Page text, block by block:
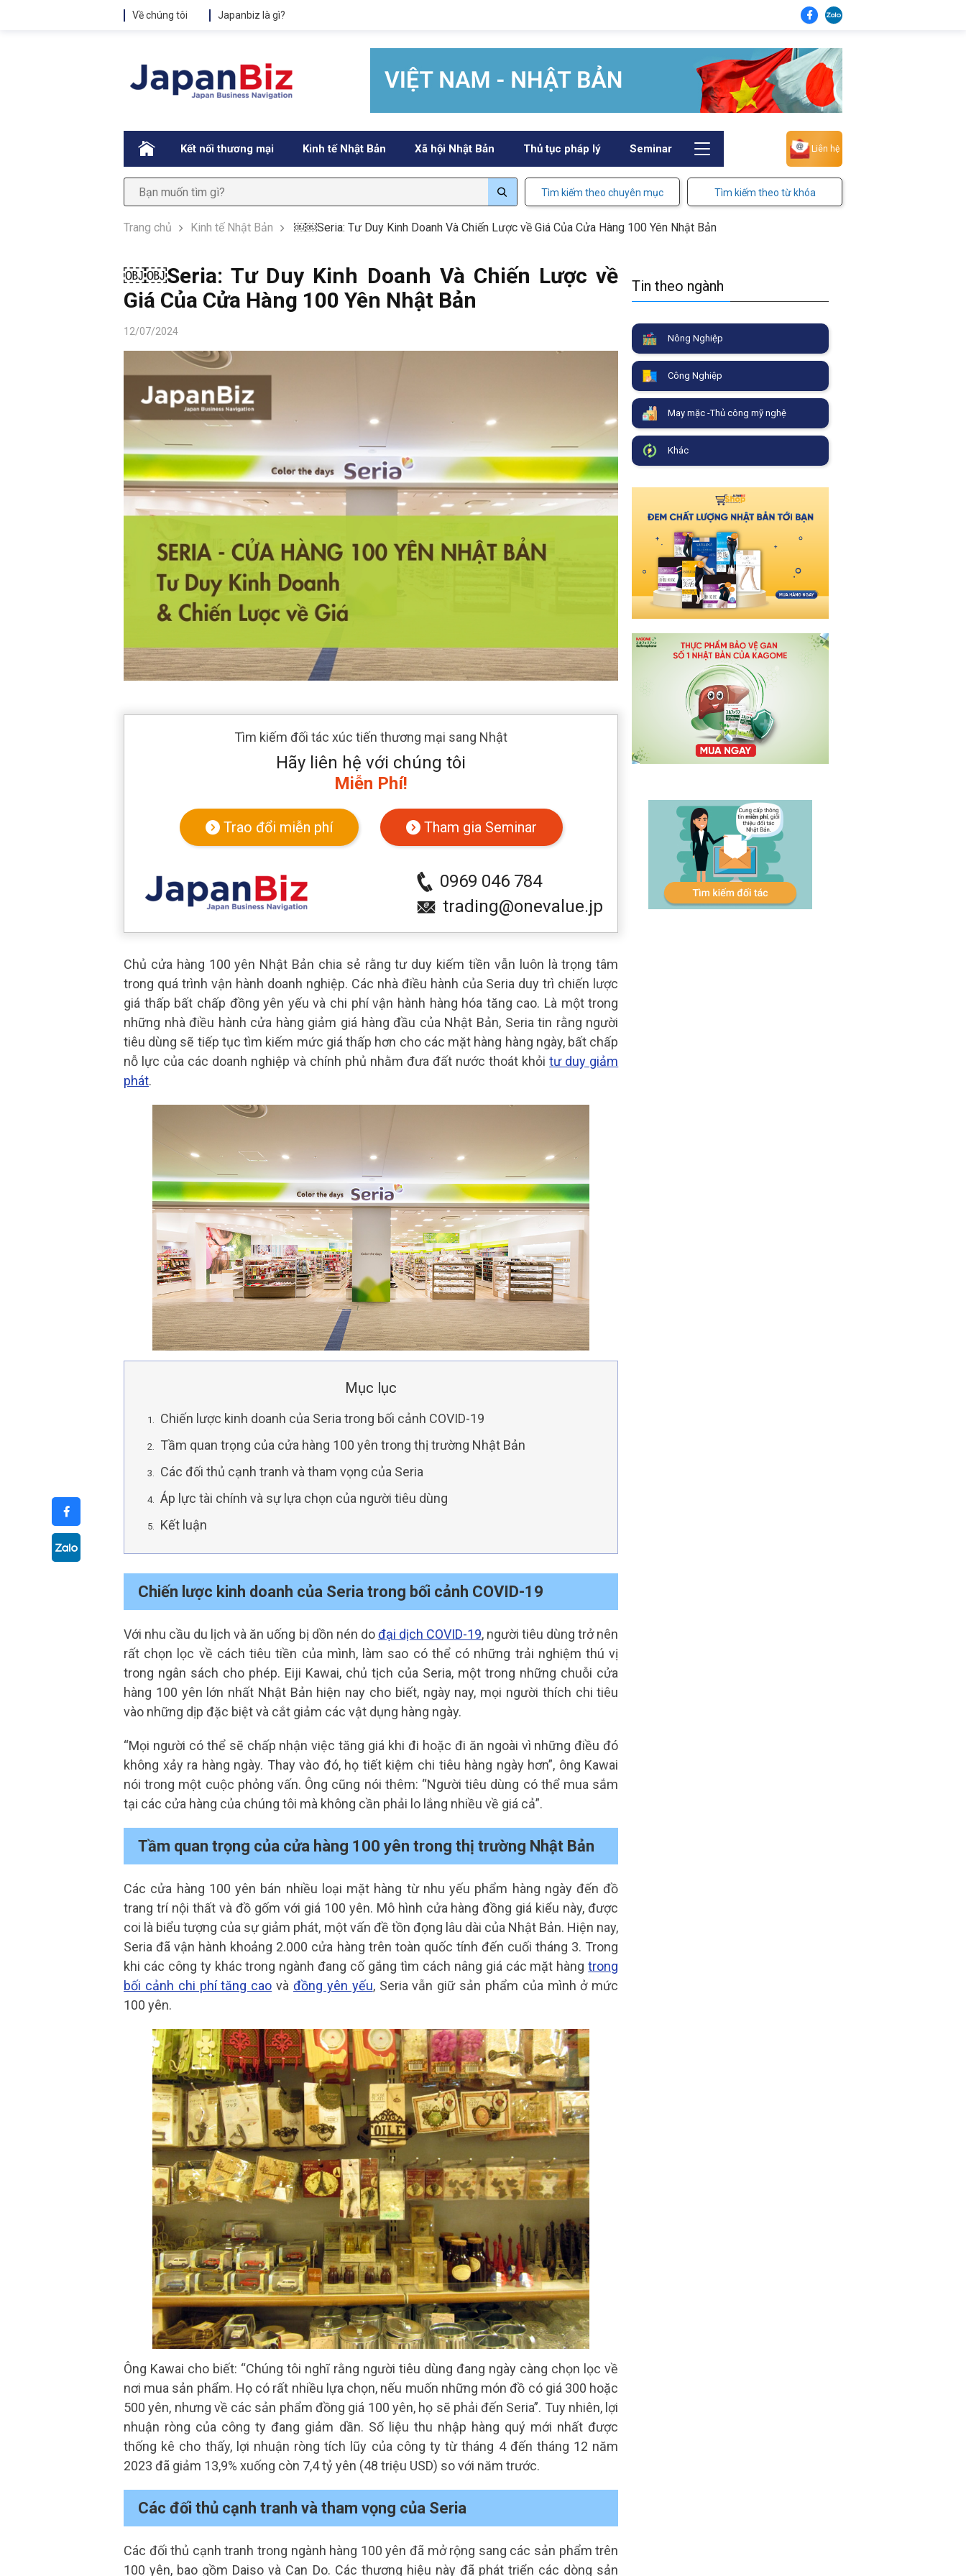
Về chúng tôi Japanbiz là gì?
. Kết nối thương mại Kinh tế Nhật Bản Xã hội Nhật Bản Thủ tục pháp lý Seminar Liên hệ
Tìm kiếm theo chuyên mục Tìm kiếm theo từ khóa
Trang chủ Kinh tế Nhật Bản ￼￼Seria: Tư Duy Kinh Doanh Và Chiến Lược về Giá Của Cửa Hàng 100 Yên Nhật Bản
￼￼Seria: Tư Duy Kinh Doanh Và Chiến Lược về
Giá Của Cửa Hàng 100 Yên Nhật Bản
12/07/2024
Tìm kiếm đối tác xúc tiến thương mại sang Nhật
Hãy liên hệ với chúng tôi
Miễn Phí!
Trao đổi miễn phí Tham gia Seminar
0969 046 784
trading@onevalue.jp
Chủ cửa hàng 100 yên Nhật Bản chia sẻ rằng tư duy kiếm tiền vẫn luôn là trọng tâm
trong quá trình vận hành doanh nghiệp. Các nhà điều hành của Seria duy trì chiến lược
giá thấp bất chấp đồng yên yếu và chi phí vận hành hàng hóa tăng cao. Là một trong
những nhà điều hành cửa hàng giảm giá hàng đầu của Nhật Bản, Seria tin rằng người
tiêu dùng sẽ tiếp tục tìm kiếm mức giá thấp hơn cho các mặt hàng hàng ngày, bất chấp
nỗ lực của các doanh nghiệp và chính phủ nhằm đưa đất nước thoát khỏitư duy giảm
phát.
Mục lục
Chiến lược kinh doanh của Seria trong bối cảnh COVID-19
Tầm quan trọng của cửa hàng 100 yên trong thị trường Nhật Bản
Các đối thủ cạnh tranh và tham vọng của Seria
Áp lực tài chính và sự lựa chọn của người tiêu dùng
Kết luận
Chiến lược kinh doanh của Seria trong bối cảnh COVID-19
Với nhu cầu du lịch và ăn uống bị dồn nén dođại dịch COVID-19, người tiêu dùng trở nên
rất chọn lọc về cách tiêu tiền của mình, làm sao có thể có những trải nghiệm thú vị
trong ngân sách cho phép. Eiji Kawai, chủ tịch của Seria, một trong những chuỗi cửa
hàng 100 yên lớn nhất Nhật Bản hiện nay cho biết, ngày nay, mọi người thích chi tiêu
vào những dịp đặc biệt và cắt giảm các vật dụng hàng ngày.
“Mọi người có thể sẽ chấp nhận việc tăng giá khi đi hoặc đi ăn ngoài vì những điều đó
không xảy ra hàng ngày. Thay vào đó, họ tiết kiệm chi tiêu hàng ngày hơn”, ông Kawai
nói trong một cuộc phỏng vấn. Ông cũng nói thêm: “Người tiêu dùng có thể mua sắm
tại các cửa hàng của chúng tôi mà không cần phải lo lắng nhiều về giá cả”.
Tầm quan trọng của cửa hàng 100 yên trong thị trường Nhật Bản
Các cửa hàng 100 yên bán nhiều loại mặt hàng từ nhu yếu phẩm hàng ngày đến đồ
trang trí nội thất và đồ gốm với giá 100 yên. Mô hình cửa hàng đồng giá kiểu này, được
coi là biểu tượng của sự giảm phát, một vấn đề tồn đọng lâu dài của Nhật Bản. Hiện nay,
Seria đã vận hành khoảng 2.000 cửa hàng trên toàn quốc tính đến cuối tháng 3. Trong
khi các công ty khác trong ngành đang cố gắng tìm cách nâng giá các mặt hàngtrong
bối cảnh chi phí tăng cao và đồng yên yếu, Seria vẫn giữ sản phẩm của mình ở mức
100 yên.
Ông Kawai cho biết: “Chúng tôi nghĩ rằng người tiêu dùng đang ngày càng chọn lọc về
nơi mua sản phẩm. Họ có rất nhiều lựa chọn, nếu muốn những món đồ có giá 300 hoặc
500 yên, nhưng về các sản phẩm đồng giá 100 yên, họ sẽ phải đến Seria”. Tuy nhiên, lợi
nhuận ròng của công ty đang giảm dần. Số liệu thu nhập hàng quý mới nhất được
thống kê cho thấy, lợi nhuận ròng tích lũy của công ty từ tháng 4 đến tháng 12 năm
2023 đã giảm 13,9% xuống còn 7,4 tỷ yên (48 triệu USD) so với năm trước.
Các đối thủ cạnh tranh và tham vọng của Seria
Các đối thủ cạnh tranh trong ngành hàng 100 yên đã mở rộng sang các sản phẩm trên
100 yên, bao gồm Daiso và Can Do. Các thương hiệu này đã phát triển các dòng sản
Tin theo ngành
Nông Nghiệp
Công Nghiệp
May mặc -Thủ công mỹ nghệ
Khác